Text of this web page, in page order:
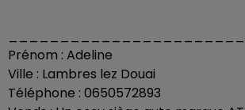
Prénom : Adeline
Ville : Lambres lez Douai
Téléphone : 0650572893